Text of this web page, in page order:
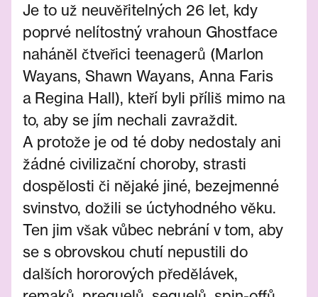
Je to už neuvěřitelných 26 let, kdy
poprvé nelítostný vrahoun Ghostface
naháněl čtveřici teenagerů (Marlon
Wayans, Shawn Wayans, Anna Faris
a Regina Hall), kteří byli příliš mimo na
to, aby se jím nechali zavraždit.
A protože je od té doby nedostaly ani
žádné civilizační choroby, strasti
dospělosti či nějaké jiné, bezejmenné
svinstvo, dožili se úctyhodného věku.
Ten jim však vůbec nebrání v tom, aby
se s obrovskou chutí nepustili do
dalších hororových předělávek,